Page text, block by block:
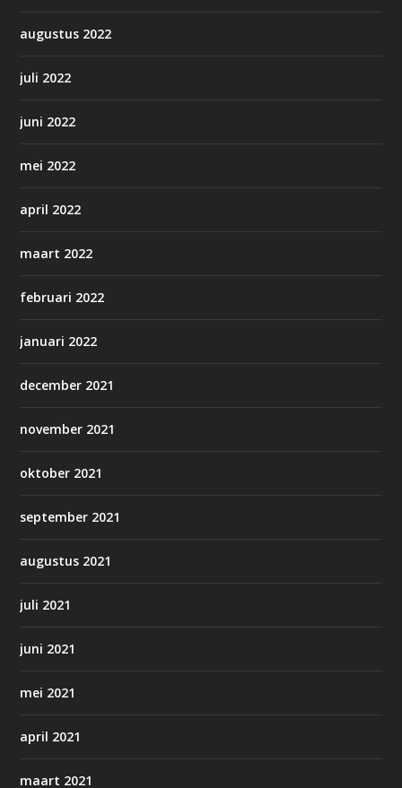
augustus 2022
juli 2022
juni 2022
mei 2022
april 2022
maart 2022
februari 2022
januari 2022
december 2021
november 2021
oktober 2021
september 2021
augustus 2021
juli 2021
juni 2021
mei 2021
april 2021
maart 2021